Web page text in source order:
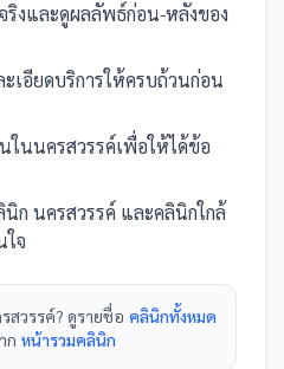
ริงและดูผลลัพธ์ก่อน-หลังของ
เอียดบริการให้ครบถ้วนก่อน
ในนครสวรรค์เพื่อให้ได้ข้อ
นิก นครสวรรค์ และคลินิกใกล้
ใจ
สวรรค์? ดูรายชื่อ คลินิกทั้งหมด
ก หน้ารวมคลินิก